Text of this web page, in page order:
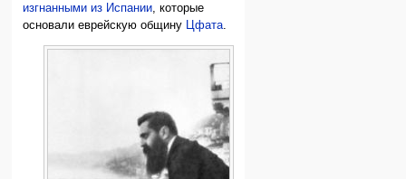
изгнанными из Испании , которые
основали еврейскую общину
Цфата